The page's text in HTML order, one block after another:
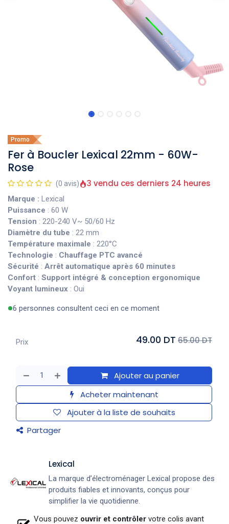
Promo
Fer à Boucler Lexical 22mm - 60W-
Rose
(0 avis) 3 vendu ces derniers 24 heures
Marque : Lexical
Puissance : 60 W
Tension : 220-240 V~ 50/60 Hz
Diamètre du tube : 22 mm
Température maximale : 220°C
Technologie : Chauffage PTC avancé
Sécurité : Arrêt automatique après 60 minutes
Confort : Support intégré & conception ergonomique
Voyant lumineux : Oui
6 personnes consultent ceci en ce moment
Ajouter au panier
Acheter maintenant
Ajouter à la liste de souhaits
Partager
Prix 49.00 DT 65.00 DT
Lexical
La marque d’électroménager Lexical propose des
produits fiables et innovants, conçus pour
simplifier la vie quotidienne.
Vous pouvez ouvrir et contrôler votre colis avant